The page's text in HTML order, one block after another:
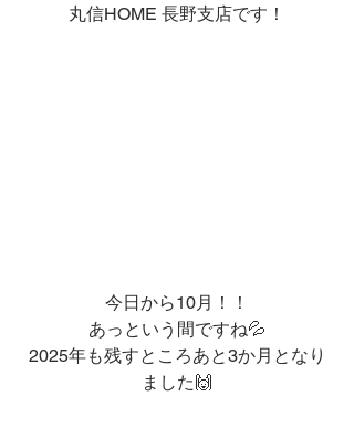
丸信HOME 長野支店です！
今日から10月！！
あっという間ですね💦
2025年も残すところあと3か月となり
ました🙌